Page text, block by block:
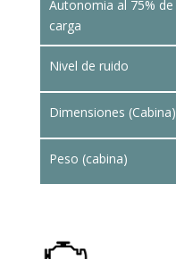
Autonomia al 75% de
carga
Nivel de ruido
Dimensiones (Cabina)
Peso (cabina)